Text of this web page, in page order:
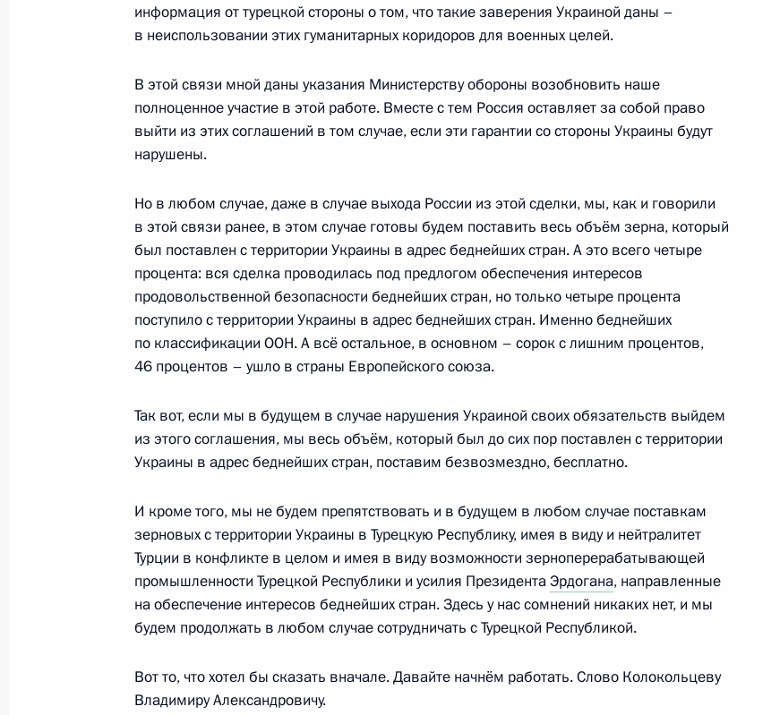
Встреча с губернатором Краснодарского края Вениамином
Кондратьевым
1 ноября 2022 года, 19:45
27 октября 2022 года, четверг
Заседание Международного дискуссионного клуба «Валдай»
27 октября 2022 года, 20:55 Московская область
Совещание с постоянными членами Совета Безопасности
26 октября 2022 года, 16:00
1
Встреча с руководителями органов безопасности и спецслужб
стран СНГ
26 октября 2022 года, 14:40 Москва, Кремль
3
25 октября 2022 года, вторник
Совещание с членами Координационного совета при
информация от турецкой стороны о том, что такие заверения Украиной даны –
в неиспользовании этих гуманитарных коридоров для военных целей.
В этой связи мной даны указания Министерству обороны возобновить наше
полноценное участие в этой работе. Вместе с тем Россия оставляет за собой право
выйти из этих соглашений в том случае, если эти гарантии со стороны Украины будут
нарушены.
Но в любом случае, даже в случае выхода России из этой сделки, мы, как и говорили
в этой связи ранее, в этом случае готовы будем поставить весь объём зерна, который
был поставлен с территории Украины в адрес беднейших стран. А это всего четыре
процента: вся сделка проводилась под предлогом обеспечения интересов
продовольственной безопасности беднейших стран, но только четыре процента
поступило с территории Украины в адрес беднейших стран. Именно беднейших
по классификации ООН. А всё остальное, в основном – сорок с лишним процентов,
46 процентов – ушло в страны Европейского союза.
Так вот, если мы в будущем в случае нарушения Украиной своих обязательств выйдем
из этого соглашения, мы весь объём, который был до сих пор поставлен с территории
Украины в адрес беднейших стран, поставим безвозмездно, бесплатно.
И кроме того, мы не будем препятствовать и в будущем в любом случае поставкам
зерновых с территории Украины в Турецкую Республику, имея в виду и нейтралитет
Турции в конфликте в целом и имея в виду возможности зерноперерабатывающей
промышленности Турецкой Республики и усилия ПрезидентаЭрдогана, направленные
на обеспечение интересов беднейших стран. Здесь у нас сомнений никаких нет, и мы
будем продолжать в любом случае сотрудничать с Турецкой Республикой.
Вот то, что хотел бы сказать вначале. Давайте начнём работать. Слово Колокольцеву
Владимиру Александровичу.